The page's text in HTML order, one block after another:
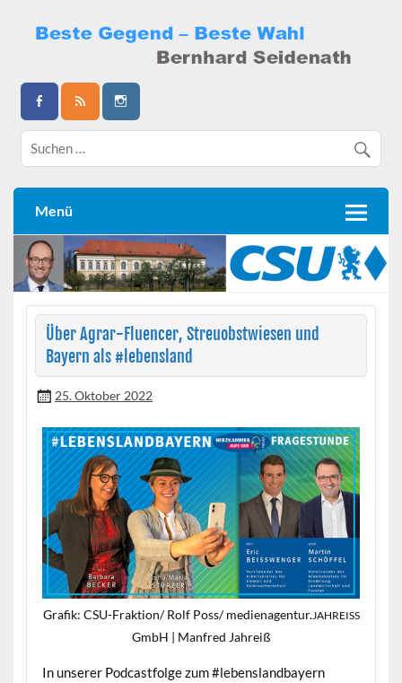
content
Bernhard Seidenath
Menü
Über Agrar-Fluencer, Streuobstwiesen und
Bayern als #lebensland
25. Oktober 2022
Grafik: CSU-Frak­tion/ Rolf Poss/ medienagentur.JAHREISS
GmbH | Man­fred Jahreiß
In unser­er Pod­cast­folge zum #lebens­land­bay­ern